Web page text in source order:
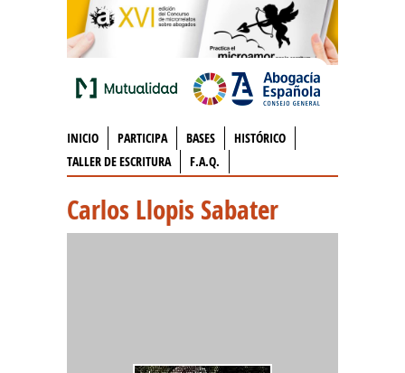
INICIO PARTICIPA BASES
HISTÓRICO
TALLER DE ESCRITURA
F.A.Q.
Carlos Llopis Sabater